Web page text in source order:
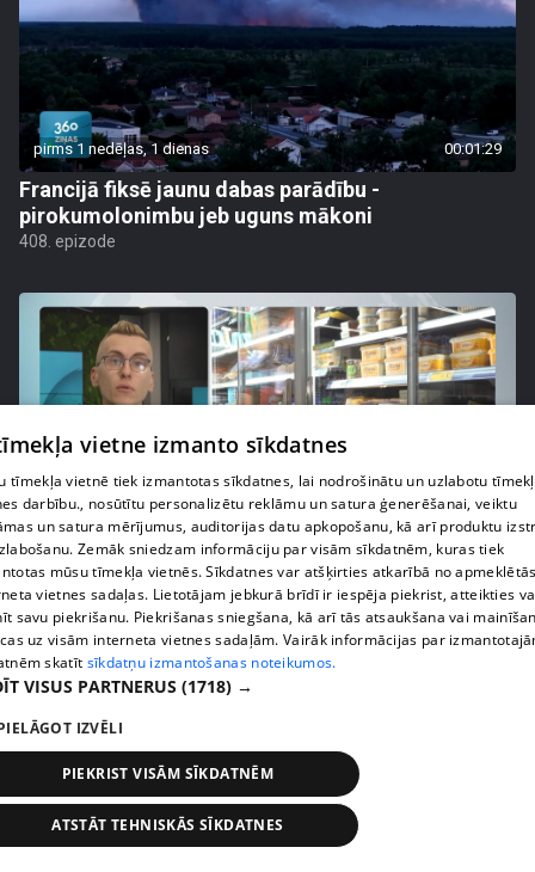
pirms 1 nedēļas, 1 dienas 00:01:29
Francijā fiksē jaunu dabas parādību -
pirokumolonimbu jeb uguns mākoni
408. epizode
pirms 1 nedēļas, 1 dienas 00:03:37
Pārtiku pērkam vairāk, bet vai “zemo cenu grozs”
tiešām samazina kopējo čeku?
408. epizode
vietne izmanto sīkdatnes
tīmekļa vietnē tiek izmantotas sīkdatnes, lai nodrošinātu un uzlabotu
darbību., nosūtītu personalizētu reklāmu un satura ģenerēšanai, veiktu
un satura mērījumus, auditorijas datu apkopošanu, kā arī produktu
Zemāk sniedzam informāciju par visām sīkdatnēm, kuras tiek
mūsu tīmekļa vietnēs. Sīkdatnes var atšķirties atkarībā no
vietnes sadaļas. Lietotājam jebkurā brīdī ir iespēja piekrist, atteikties
savu piekrišanu. Piekrišanas sniegšana, kā arī tās atsaukšana vai
uz visām interneta vietnes sadaļām. Vairāk informācijas par
skatīt sīkdatņu izmantošanas noteikumos.
VISUS PARTNERUS (1718) →
IZVĒLI
PIEKRIST VISĀM SĪKDATNĒM
ATSTĀT TEHNISKĀS SĪKDATNES